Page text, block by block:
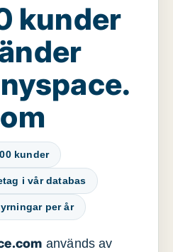
kunder
kunder
i vår databas
per år
används av